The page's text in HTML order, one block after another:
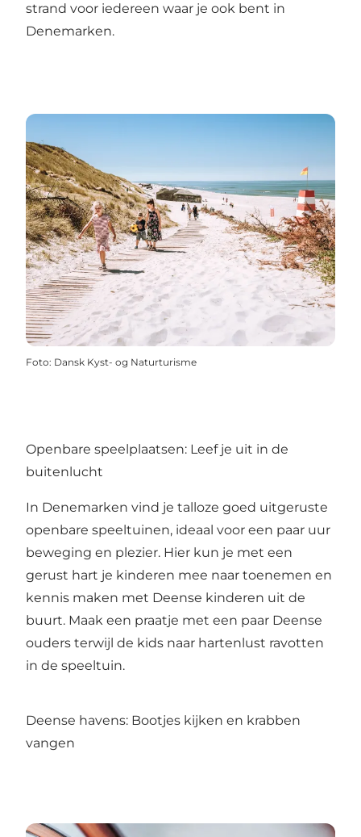
strand voor iedereen waar je ook bent in
Denemarken.
Foto: Dansk Kyst- og Naturturisme
Openbare speelplaatsen: Leef je uit in de
buitenlucht
In Denemarken vind je talloze goed uitgeruste
openbare speeltuinen, ideaal voor een paar uur
beweging en plezier. Hier kun je met een
gerust hart je kinderen mee naar toenemen en
kennis maken met Deense kinderen uit de
buurt. Maak een praatje met een paar Deense
ouders terwijl de kids naar hartenlust ravotten
in de speeltuin.
Deense havens: Bootjes kijken en krabben
vangen